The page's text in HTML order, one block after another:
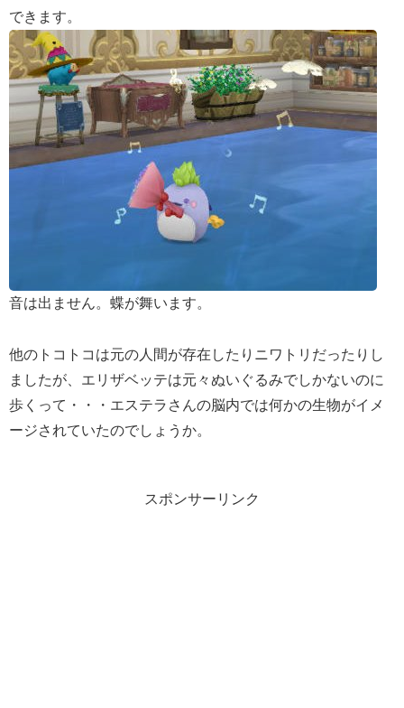
できます。
音は出ません。蝶が舞います。
他のトコトコは元の人間が存在したりニワトリだったりし
ましたが、エリザベッテは元々ぬいぐるみでしかないのに
歩くって・・・エステラさんの脳内では何かの生物がイメ
ージされていたのでしょうか。
スポンサーリンク